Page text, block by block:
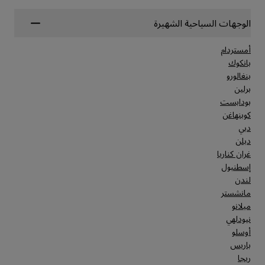
الوجهات السياحية الشهيرة
أمستردام
بانكوك
بنغالورو
برلين
بودابست
كوبنهاغن
دبي
دبلن
غران كناريا
إسطنبول
لندن
مانشستر
ميلانو
نيودلهي
أوسلو
باريس
ريجا